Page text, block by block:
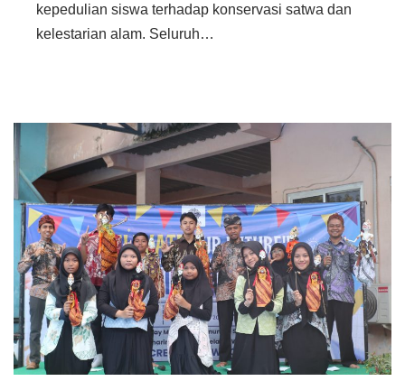
kepedulian siswa terhadap konservasi satwa dan
kelestarian alam. Seluruh…